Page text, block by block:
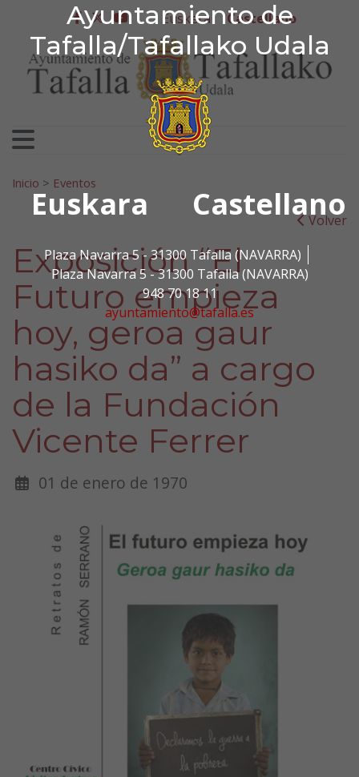
Ayuntamiento de
Tafalla/Tafallako Udala
Euskara Castellano
Plaza Navarra 5 - 31300 Tafalla (NAVARRA)
Plaza Navarra 5 - 31300 Tafalla (NAVARRA)
948 70 18 11
ayuntamiento@tafalla.es
Ir al contenido
Ayuntamiento de
facebook
twitter
youtube
Euskera Castellano
Search for:
Inicio > Eventos
Volver
Exposición “El
Futuro empieza
hoy, geroa gaur
hasiko da” a cargo
de la Fundación
Vicente Ferrer
01 de enero de 1970